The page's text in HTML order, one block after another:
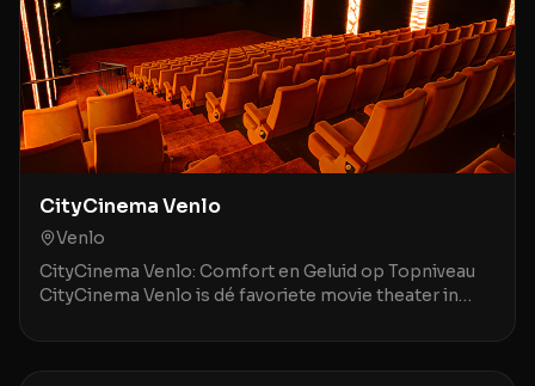
CityCinema Venlo
Venlo
CityCinema Venlo: Comfort en Geluid op Topniveau
CityCinema Venlo is dé favoriete movie theater in
v